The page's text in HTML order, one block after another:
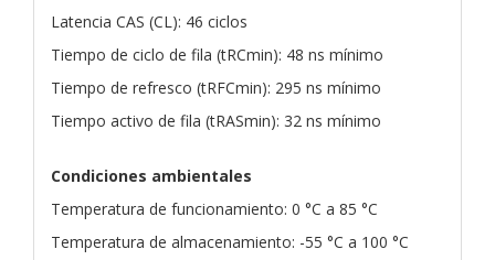
Latencia CAS (CL): 46 ciclos
Tiempo de ciclo de fila (tRCmin): 48 ns mínimo
Tiempo de refresco (tRFCmin): 295 ns mínimo
Tiempo activo de fila (tRASmin): 32 ns mínimo
Condiciones ambientales
Temperatura de funcionamiento: 0 °C a 85 °C
Temperatura de almacenamiento: -55 °C a 100 °C